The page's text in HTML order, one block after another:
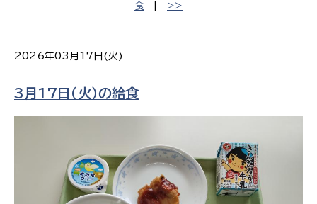
食
>>
2026年03月17日(火)
3月17日（火）の給食